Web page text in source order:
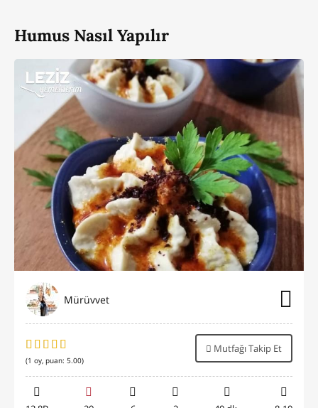
Humus Nasıl Yapılır
Mürüvvet
(1 oy, puan: 5.00)
Mutfağı Takip Et